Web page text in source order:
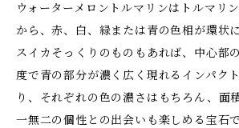
ウォーターメロントルマリンはトルマリ
から、赤、白、緑または青の色相が環状に
スイカそっくりのものもあれば、中心部
度で青の部分が濃く広く現れるインパク
り、それぞれの色の濃さはもちろん、面
一無二の個性との出会いも楽しめる宝石で